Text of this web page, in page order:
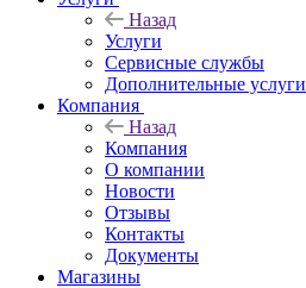
Назад
Услуги
Сервисные службы
Дополнительные услуги
Компания
Назад
Компания
О компании
Новости
Отзывы
Контакты
Документы
Магазины